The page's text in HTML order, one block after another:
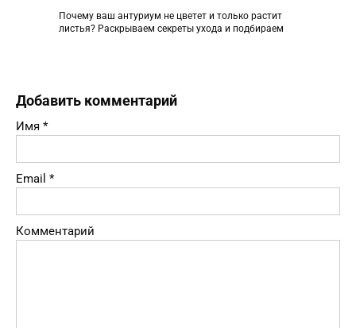
Почему ваш антуриум не цветет и только растит
листья? Раскрываем секреты ухода и подбираем
Добавить комментарий
Имя *
Email *
Комментарий